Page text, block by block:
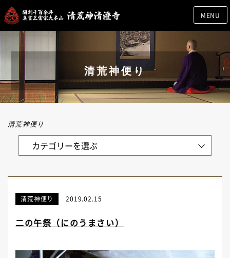
MENU
清荒神便り
清荒神便り
清荒神便り 2019.02.15
二の午祭（にのうまさい）